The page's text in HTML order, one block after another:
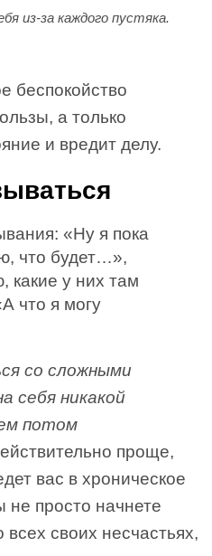
из-за каждого пустяка.
беспокойство
а только
и вредит делу.
«Ну я пока
что будет…»,
какие у них там
что я могу
со сложными
себя никакой
потом
проще,
вас в хроническое
просто начнете
своих несчастьях,